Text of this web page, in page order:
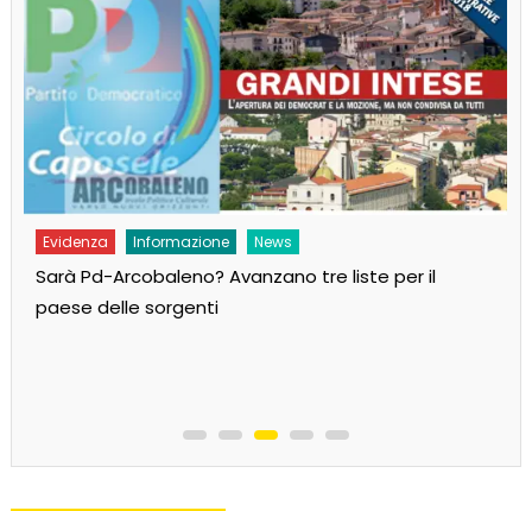
Evidenza Informazione News
Sarà Pd-Arcobaleno? Avanzano tre liste per il
paese delle sorgenti